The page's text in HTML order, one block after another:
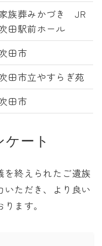
族葬みかづき JR
田駅前ホール
田市
田市立やすらぎ苑
田市
ケート
を終えられたご遺族
いただき、より良い
ます。